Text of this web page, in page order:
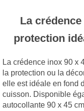
La
protection
La crédence inox 90 x
la protection ou la
elle est idéale en fond
cuisson. Disponible
autocollante 90 x 45